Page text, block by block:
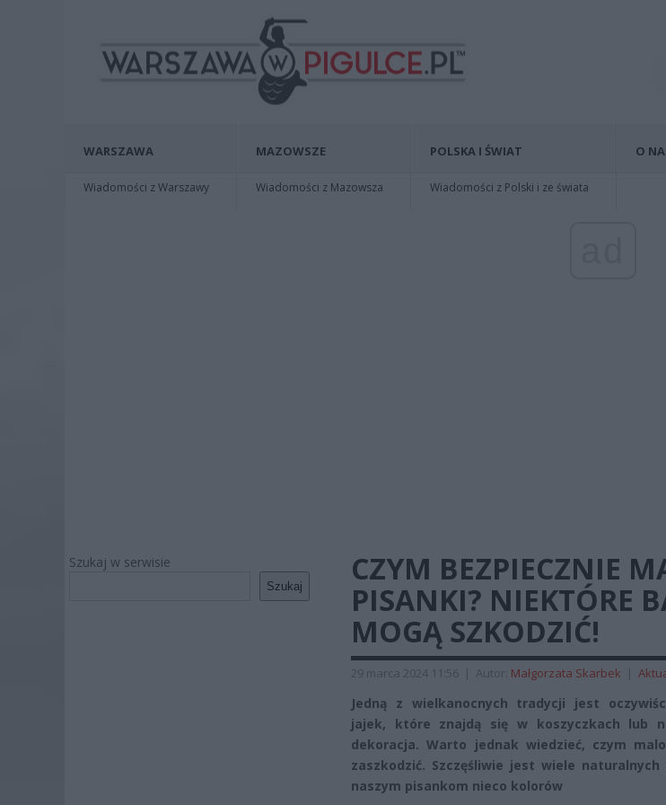
WARSZAWA
Wiadomości z Warszawy
MAZOWSZE
Wiadomości z Mazowsza
POLSKA I ŚWIAT
Wiadomości z Polski i ze świata
O
Szukaj w serwisie
Szukaj
CZYM BEZPIECZNIE
PISANKI? NIEKTÓRE
MOGĄ SZKODZIĆ!
29 marca 2024 11:56 | Autor: Małgorzata Skarbek |
Jedną z wielkanocnych tradycji jest
jajek, które znajdą się w koszyczkach lub
dekoracja. Warto jednak wiedzieć, czym
zaszkodzić. Szczęśliwie jest wiele naturalnych
naszym pisankom nieco kolorów